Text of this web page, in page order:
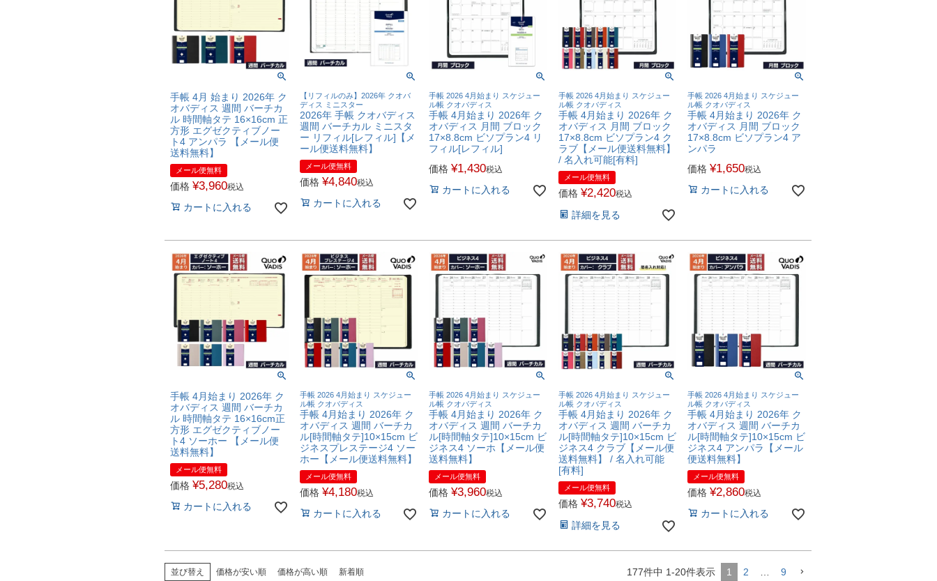
手帳 4月 始まり 2026年 ク
オバディス 週間 バーチカ
ル 時間軸タテ 16×16cm 正
方形 エグゼクティブノー
ト4 アンパラ 【メール便
送料無料】
メール便無料
価格 ¥3,960税込
カートに入れる
【リフィルのみ】2026年 クオバ
ディス ミニスター
2026年 手帳 クオバディス
週間 バーチカル ミニスタ
ー リフィル[レフィル]【メ
ール便送料無料】
メール便無料
価格 ¥4,840税込
カートに入れる
手帳 2026 4月始まり スケジュー
ル帳 クオバディス
手帳 4月始まり 2026年 ク
オバディス 月間 ブロック
17×8.8cm ビソプラン4 リ
フィル[レフィル]
価格 ¥1,430税込
カートに入れる
手帳 2026 4月始まり スケジュー
ル帳 クオバディス
手帳 4月始まり 2026年 ク
オバディス 月間 ブロック
17×8.8cm ビソプラン4 ク
ラブ【メール便送料無料】
/ 名入れ可能[有料]
メール便無料
価格 ¥2,420税込
詳細を見る
手帳 2026 4月始まり スケジュー
ル帳 クオバディス
手帳 4月始まり 2026年 ク
オバディス 月間 ブロック
17×8.8cm ビソプラン4 ア
ンパラ
価格 ¥1,650税込
カートに入れる
手帳 4月始まり 2026年 ク
オバディス 週間 バーチカ
ル 時間軸タテ 16×16cm正
方形 エグゼクティブノー
ト4 ソーホー 【メール便
送料無料】
メール便無料
価格 ¥5,280税込
カートに入れる
手帳 2026 4月始まり スケジュー
ル帳 クオバディス
手帳 4月始まり 2026年 ク
オバディス 週間 バーチカ
ル[時間軸タテ]10×15cm ビ
ジネスプレステージ4 ソー
ホー【メール便送料無料】
メール便無料
価格 ¥4,180税込
カートに入れる
手帳 2026 4月始まり スケジュー
ル帳 クオバディス
手帳 4月始まり 2026年 ク
オバディス 週間 バーチカ
ル[時間軸タテ]10×15cm ビ
ジネス4 ソーホ【メール便
送料無料】
メール便無料
価格 ¥3,960税込
カートに入れる
手帳 2026 4月始まり スケジュー
ル帳 クオバディス
手帳 4月始まり 2026年 ク
オバディス 週間 バーチカ
ル[時間軸タテ]10×15cm ビ
ジネス4 クラブ【メール便
送料無料】 / 名入れ可能
[有料]
メール便無料
価格 ¥3,740税込
詳細を見る
手帳 2026 4月始まり スケジュー
ル帳 クオバディス
手帳 4月始まり 2026年 ク
オバディス 週間 バーチカ
ル[時間軸タテ]10×15cm ビ
ジネス4 アンパラ【メール
便送料無料】
メール便無料
価格 ¥2,860税込
カートに入れる
並び替え 価格が安い順 価格が高い順 新着順 177件中 1-20件表示 1 2 9